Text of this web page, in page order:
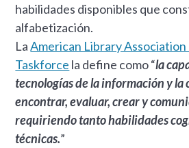
habilidades disponibles que
alfabetización.
LaAmerican Library
Taskforce la define como “la
tecnologías de la información y
encontrar, evaluar, crear y
requiriendo tanto habilidades
técnicas.”